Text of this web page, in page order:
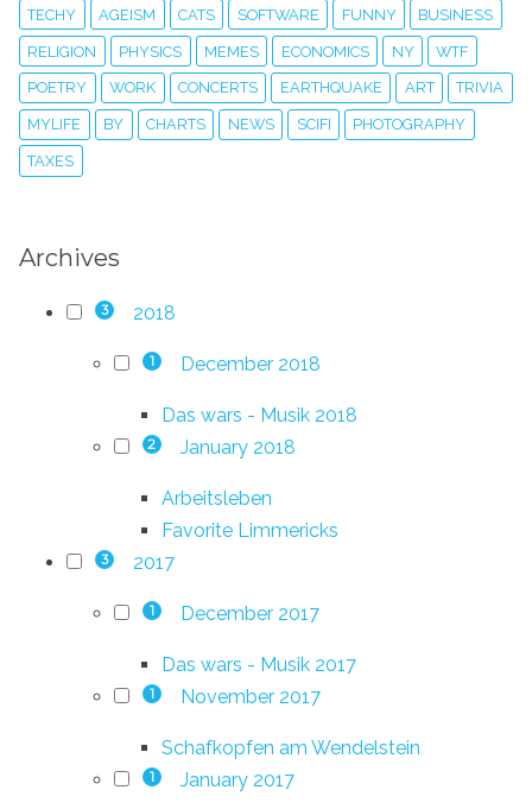
TECHY AGEISM CATS SOFTWARE FUNNY BUSINESS
RELIGION PHYSICS MEMES ECONOMICS NY WTF
POETRY WORK CONCERTS EARTHQUAKE ART TRIVIA
MYLIFE BY CHARTS NEWS SCIFI PHOTOGRAPHY
TAXES
Archives
3 2018
1 December 2018
Das wars - Musik 2018
2 January 2018
Arbeitsleben
Favorite Limmericks
3 2017
1 December 2017
Das wars - Musik 2017
1 November 2017
Schafkopfen am Wendelstein
1 January 2017